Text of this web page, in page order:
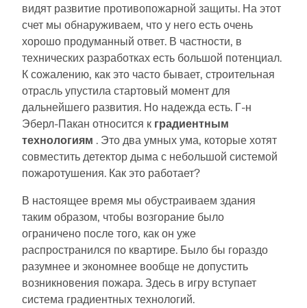
видят развитие противопожарной защиты. На этот
счет мы обнаруживаем, что у него есть очень
хорошо продуманный ответ. В частности, в
технических разработках есть большой потенциал.
К сожалению, как это часто бывает, строительная
отрасль упустила стартовый момент для
дальнейшего развития. Но надежда есть. Г-н
Эберл-Пакан относится к градиентным
технологиям . Это два умных ума, которые хотят
совместить детектор дыма с небольшой системой
пожаротушения. Как это работает?
В настоящее время мы обустраиваем здания
таким образом, чтобы возгорание было
ограничено после того, как он уже
распространился по квартире. Было бы гораздо
разумнее и экономнее вообще не допустить
возникновения пожара. Здесь в игру вступает
система градиентных технологий.